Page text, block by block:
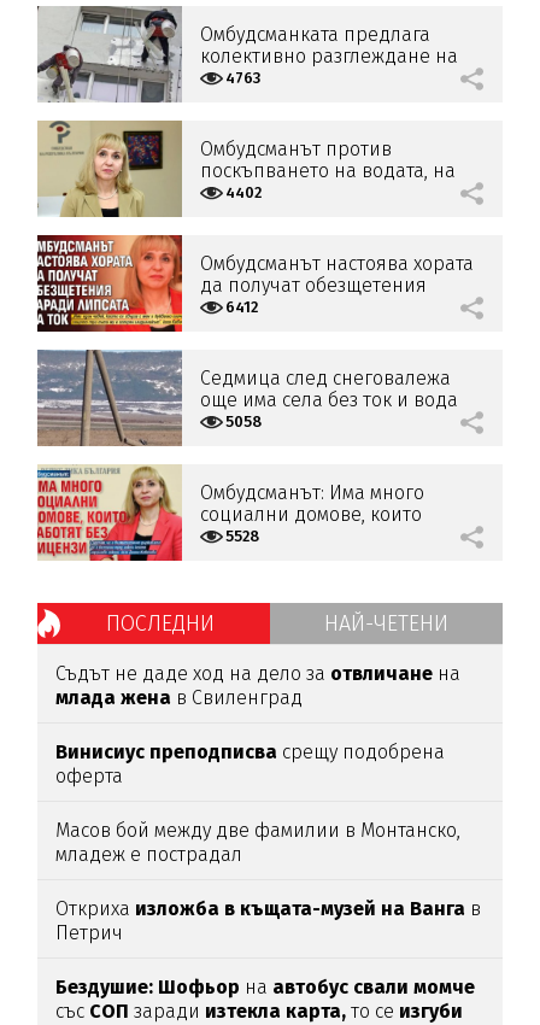
Омбудсманката предлага
колективно разглеждане на
жалбите срещу отказано
4763
Омбудсманът против
поскъпването на водата, на
места скокът е 80%
4402
Омбудсманът настоява хората
да получат обезщетения
заради липсата на ток
6412
Седмица след снеговалежа
още има села без ток и вода
5058
Омбудсманът: Има много
социални домове, които
работят без лицензи
5528
ПОСЛЕДНИ НАЙ-ЧЕТЕНИ
Съдът не даде ход на дело за отвличане на
млада жена в Свиленград
Винисиус преподписва срещу подобрена
оферта
Масов бой между две фамилии в Монтанско,
младеж е пострадал
Откриха изложба в къщата-музей на Ванга в
Петрич
Бездушие: Шофьор на автобус свали момче
със СОП заради изтекла карта, то се изгуби